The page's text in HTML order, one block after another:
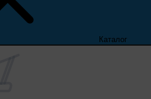
Каталог